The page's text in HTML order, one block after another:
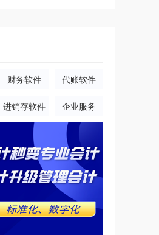
财务软件 代账软件
进销存软件 企业服务